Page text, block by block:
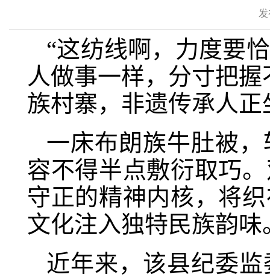
“这纺线啊，力度要
人做事一样，分寸把
族村寨，非遗传承人
一床布朗族牛肚被
容不得半点敷衍取巧
守正的精神内核，将
文化注入独特民族韵味
近年来，该县纪委